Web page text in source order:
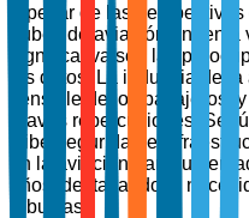
A pesar de las
nubes de aviación
significativa son las
los datos. La industria de
sensible de los pasajeros,
graves repercusiones.
Ciberseguridad e
en la aviación han
años, destacando la
robustas.